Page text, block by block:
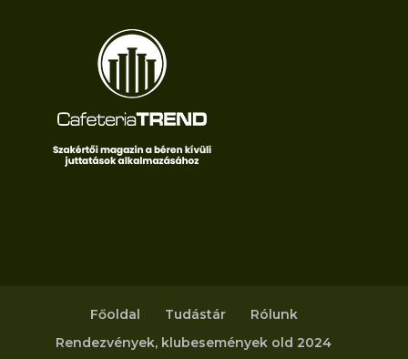
Főoldal Tudástár
Rólunk
Rendezvények, klubesemények old 2024